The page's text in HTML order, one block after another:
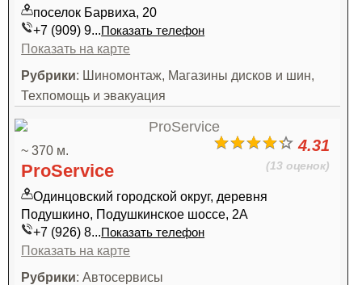
поселок Барвиха, 20
+7 (909) 9...Показать телефон
Показать на карте
Рубрики: Шиномонтаж, Магазины дисков и шин,
Техпомощь и эвакуация
4.31
(13 оценок)
~ 370 м.
ProService
Одинцовский городской округ, деревня
Подушкино, Подушкинское шоссе, 2А
+7 (926) 8...Показать телефон
Показать на карте
Рубрики: Автосервисы